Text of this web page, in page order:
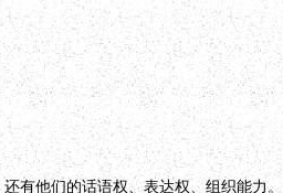
有他们的话语权、表达权、组织能力。